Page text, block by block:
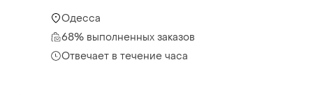
Одесса
68% выполненных заказов
Отвечает в течение часа